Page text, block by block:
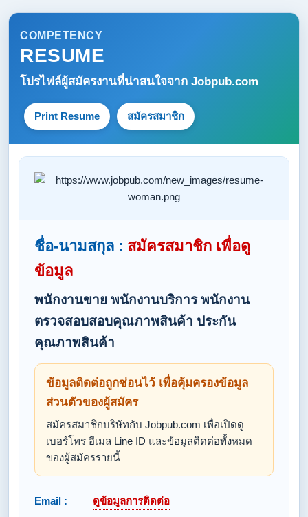
COMPETENCY
RESUME
โปรไฟล์ผู้สมัครงานที่น่าสนใจจาก Jobpub.com
Print Resume สมัครสมาชิก
ชื่อ-นามสกุล : สมัครสมาชิก เพื่อดู
ข้อมูล
พนักงานขาย พนักงานบริการ พนักงาน
ตรวจสอบสอบคุณภาพสินค้า ประกัน
คุณภาพสินค้า
ข้อมูลติดต่อถูกซ่อนไว้ เพื่อคุ้มครองข้อมูล
ส่วนตัวของผู้สมัคร
สมัครสมาชิกบริษัทกับ Jobpub.com เพื่อเปิดดู
เบอร์โทร อีเมล Line ID และข้อมูลติดต่อทั้งหมด
ของผู้สมัครรายนี้
Email :
ดูข้อมูลการติดต่อ